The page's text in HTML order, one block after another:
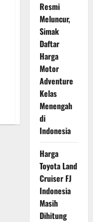
Resmi
Meluncur,
Simak
Daftar
Harga
Motor
Adventure
Kelas
Menengah
di
Indonesia
Harga
Toyota Land
Cruiser FJ
Indonesia
Masih
Dihitung